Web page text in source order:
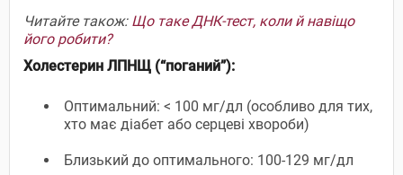
Читайте також: Що таке ДНК-тест, коли й навіщо
його робити?
Холестерин ЛПНЩ (“поганий”):
Оптимальний: < 100 мг/дл (особливо для тих,
хто має діабет або серцеві хвороби)
Близький до оптимального: 100-129 мг/дл